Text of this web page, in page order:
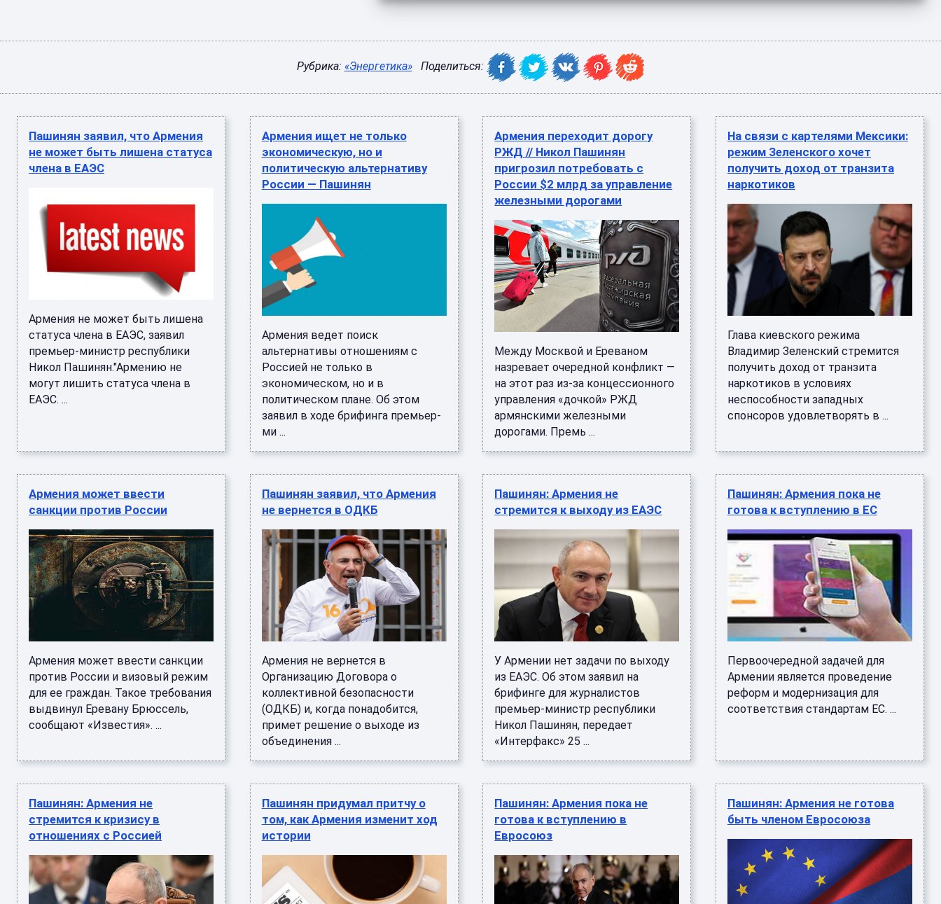
Рубрика: «Энергетика» Поделиться:
Пашинян заявил, что Армения
не может быть лишена статуса
члена в ЕАЭС
Армения не может быть лишена
статуса члена в ЕАЭС, заявил
премьер-министр республики
Никол Пашинян."Армению не
могут лишить статуса члена в
ЕАЭС. ...
Армения ищет не только
экономическую, но и
политическую альтернативу
России — Пашинян
Армения ведет поиск
альтернативы отношениям с
Россией не только в
экономическом, но и в
политическом плане. Об этом
заявил в ходе брифинга премьер-
ми ...
Армения переходит дорогу
РЖД // Никол Пашинян
пригрозил потребовать c
России $2 млрд за управление
железными дорогами
Между Москвой и Ереваном
назревает очередной конфликт —
на этот раз из-за концессионного
управления «дочкой» РЖД
армянскими железными
дорогами. Премь ...
На связи с картелями Мексики:
режим Зеленского хочет
получить доход от транзита
наркотиков
Глава киевского режима
Владимир Зеленский стремится
получить доход от транзита
наркотиков в условиях
неспособности западных
спонсоров удовлетворять в ...
Армения может ввести
санкции против России
Армения может ввести санкции
против России и визовый режим
для ее граждан. Такое требования
выдвинул Еревану Брюссель,
сообщают «Известия». ...
Пашинян заявил, что Армения
не вернется в ОДКБ
Армения не вернется в
Организацию Договора о
коллективной безопасности
(ОДКБ) и, когда понадобится,
примет решение о выходе из
объединения ...
Пашинян: Армения не
стремится к выходу из ЕАЭС
У Армении нет задачи по выходу
из ЕАЭС. Об этом заявил на
брифинге для журналистов
премьер-министр республики
Никол Пашинян, передает
«Интерфакс» 25 ...
Пашинян: Армения пока не
готова к вступлению в ЕС
Первоочередной задачей для
Армении является проведение
реформ и модернизация для
соответствия стандартам ЕС. ...
Пашинян: Армения не
стремится к кризису в
отношениях с Россией
Пашинян придумал притчу о
том, как Армения изменит ход
истории
Пашинян: Армения пока не
готова к вступлению в
Евросоюз
Пашинян: Армения не готова
быть членом Евросоюза